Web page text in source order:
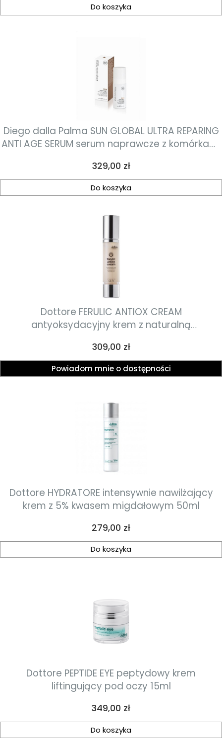
Do koszyka
Diego dalla Palma SUN GLOBAL ULTRA REPARING
ANTI AGE SERUM serum naprawcze z komórkami
Cena
329,00 zł
Do koszyka
Dottore FERULIC ANTIOX CREAM
antyoksydacyjny krem z naturalną
Cena
309,00 zł
Powiadom mnie o dostępności
Dottore HYDRATORE intensywnie nawilżający
krem z 5% kwasem migdałowym 50ml
Cena
279,00 zł
Do koszyka
Dottore PEPTIDE EYE peptydowy krem
liftingujący pod oczy 15ml
Cena
349,00 zł
Do koszyka